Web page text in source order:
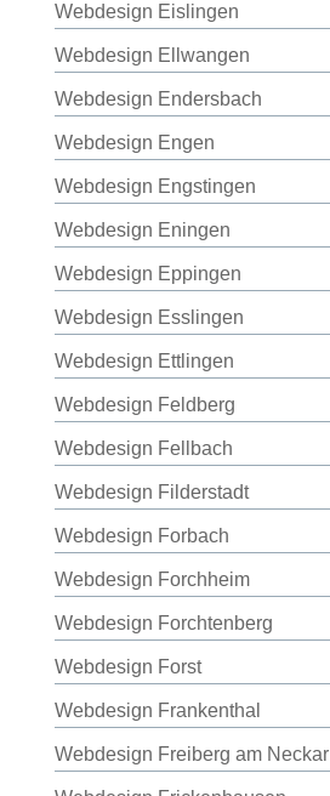
Webdesign Eislingen
Webdesign Ellwangen
Webdesign Endersbach
Webdesign Engen
Webdesign Engstingen
Webdesign Eningen
Webdesign Eppingen
Webdesign Esslingen
Webdesign Ettlingen
Webdesign Feldberg
Webdesign Fellbach
Webdesign Filderstadt
Webdesign Forbach
Webdesign Forchheim
Webdesign Forchtenberg
Webdesign Forst
Webdesign Frankenthal
Webdesign Freiberg am Neckar